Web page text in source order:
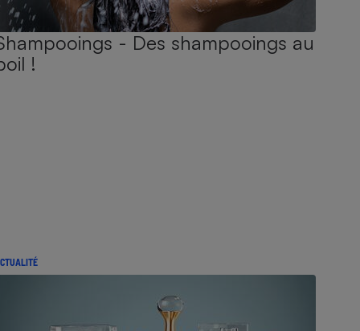
- Des shampooings au
!